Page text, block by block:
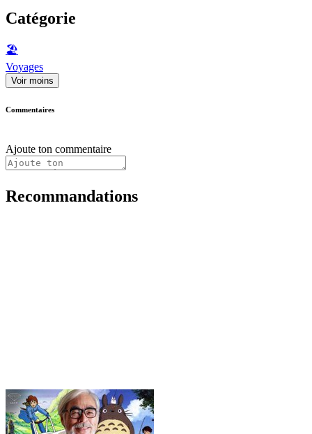
Catégorie
🏖
Voyages
Voir moins
Commentaires
Ajoute ton commentaire
Recommandations